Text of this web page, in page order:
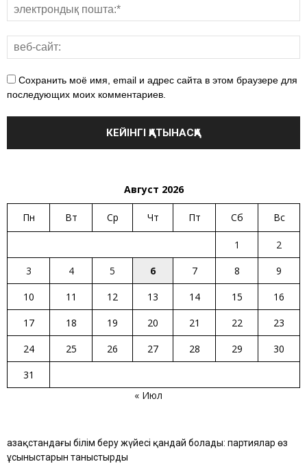
Сохранить моё имя, email и адрес сайта в этом браузере для
последующих моих комментариев.
Август 2026
Пн Вт Ср Чт Пт Сб Вс
1
2
3
4 5 6 7 8
9
10
11 12 13 14 15
16
17
18 19 20 21 22
23
24
25 26 27 28 29
30
31
« Июл
Қазақстандағы білім беру жүйесі қандай болады: партиялар өз
ұсыныстарын таныстырды